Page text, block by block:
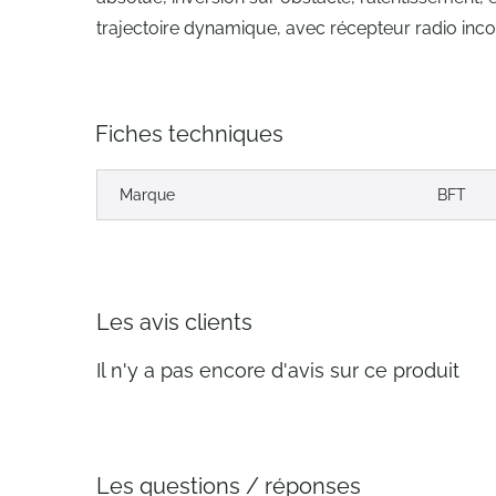
trajectoire dynamique, avec récepteur radio
Fiches techniques
Marque BFT
Les avis clients
Il n'y a pas encore d'avis sur ce produit
Les questions / réponses